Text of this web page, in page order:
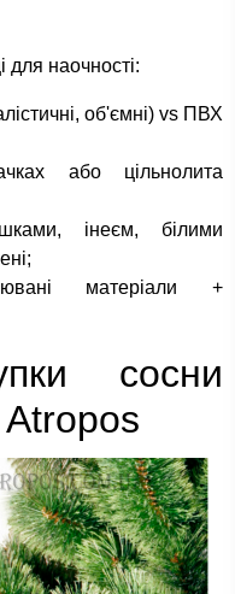
для наочності:
об'ємні) vs ПВХ
або цільнолита
інеєм, білими
матеріали +
сосни